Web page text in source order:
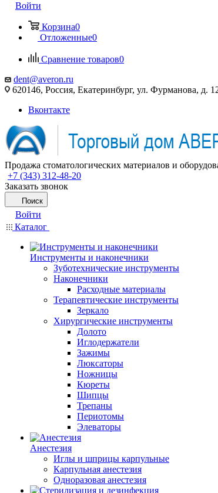
Войти
Корзина0
Отложенные0
Сравнение товаров0
dent@averon.ru
620146, Россия, Екатеринбург, ул. Фурманова, д.
Вконтакте
Продажа стоматологических материалов и
+7 (343) 312-48-20
Заказать звонок
Поиск
Войти
Каталог
Инструменты и наконечники
Зуботехнические инструменты
Наконечники
Расходные материалы
Терапевтические инструменты
Зеркало
Хирургические инструменты
Долото
Иглодержатели
Зажимы
Люксаторы
Ножницы
Кюреты
Шипцы
Трепаны
Периотомы
Элеваторы
Анестезия
Иглы и шприцы карпульные
Карпульная анестезия
Одноразовая анестезия